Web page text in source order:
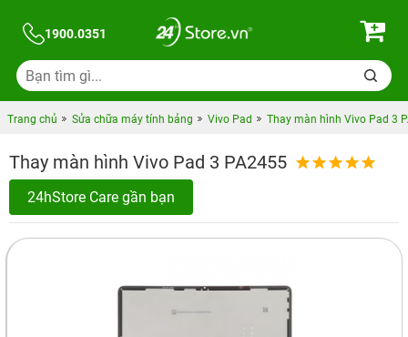
1900.0351
Trang chủ Sửa chữa máy tính bảng Vivo Pad Thay màn hình Vivo Pad 3
Thay màn hình Vivo Pad 3 PA2455
24hStore Care gần bạn